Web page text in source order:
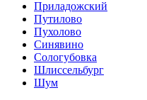
Приладожский
Путилово
Пухолово
Синявино
Сологубовка
Шлиссельбург
Шум